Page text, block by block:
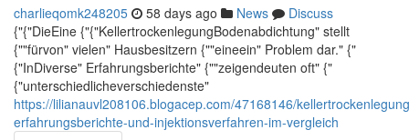
charlieqomk248205 58 days ago News
Discuss
{"{"DieEine {"{"KellertrockenlegungBodenabdichtung" stellt
{""fürvon" vielen" Hausbesitzern {""eineein" Problem dar." {"
{"InDiverse" Erfahrungsberichte" {""zeigendeuten oft" {"
{"unterschiedlicheverschiedenste"
https://lilianauvl208106.blogacep.com/47168146/
erfahrungsberichte-und-injektionsverfahren-im-vergleich